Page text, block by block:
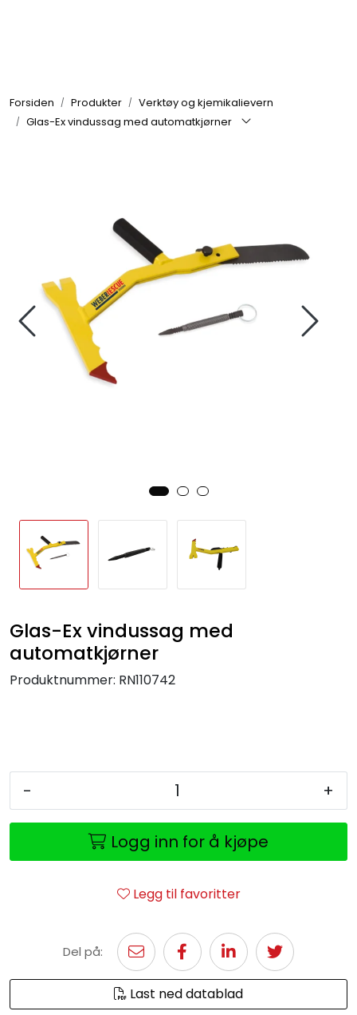
Forsiden Produkter
Verktøy og kjemikalievern
Glas-Ex vindussag med automatkjørner
Glas-Ex vindussag med
automatkjørner
Produktnummer: RN110742
- +
Logg inn for å kjøpe
Legg til favoritter
Del på:
Last ned datablad
Produkter
Kvalitet og miljø